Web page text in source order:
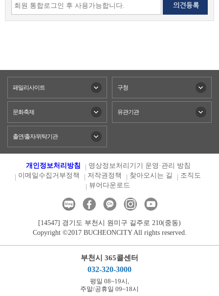
패밀리사이트 구청
문화축제 유관기관
출연/출자/위탁기관
개인정보처리방침
영상정보처리기기 운영·관리 방침
이메일수집거부정책
저작권정책 찾아오시는 길
조직도
뷰어다운로드
[14547] 경기도 부천시 원미구 길주로 210(중동)
Copyright ©2017 BUCHEONCITY All rights reserved.
부천시 365콜센터
032-320-3000
평일 08~19시,
주말/공휴일 09~18시